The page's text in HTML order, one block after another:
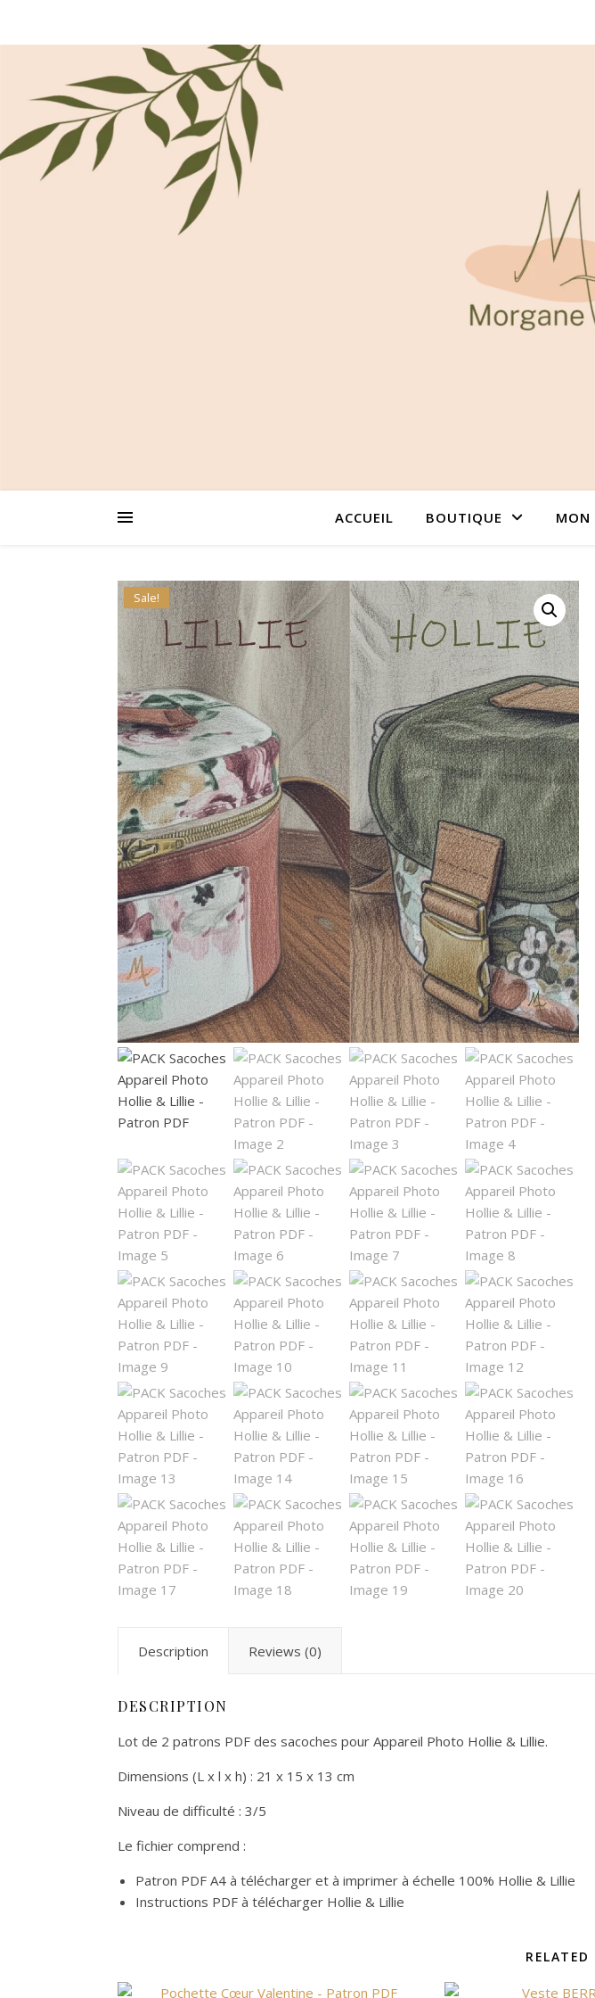
ACCUEIL BOUTIQUE MON
Sale!
Description Reviews (0)
DESCRIPTION
Lot de 2 patrons PDF des sacoches pour Appareil Photo Hollie & Lillie.
Dimensions (L x l x h) : 21 x 15 x 13 cm
Niveau de difficulté : 3/5
Le fichier comprend :
Patron PDF A4 à télécharger et à imprimer à échelle 100% Hollie & Lillie
Instructions PDF à télécharger Hollie & Lillie
RELATED